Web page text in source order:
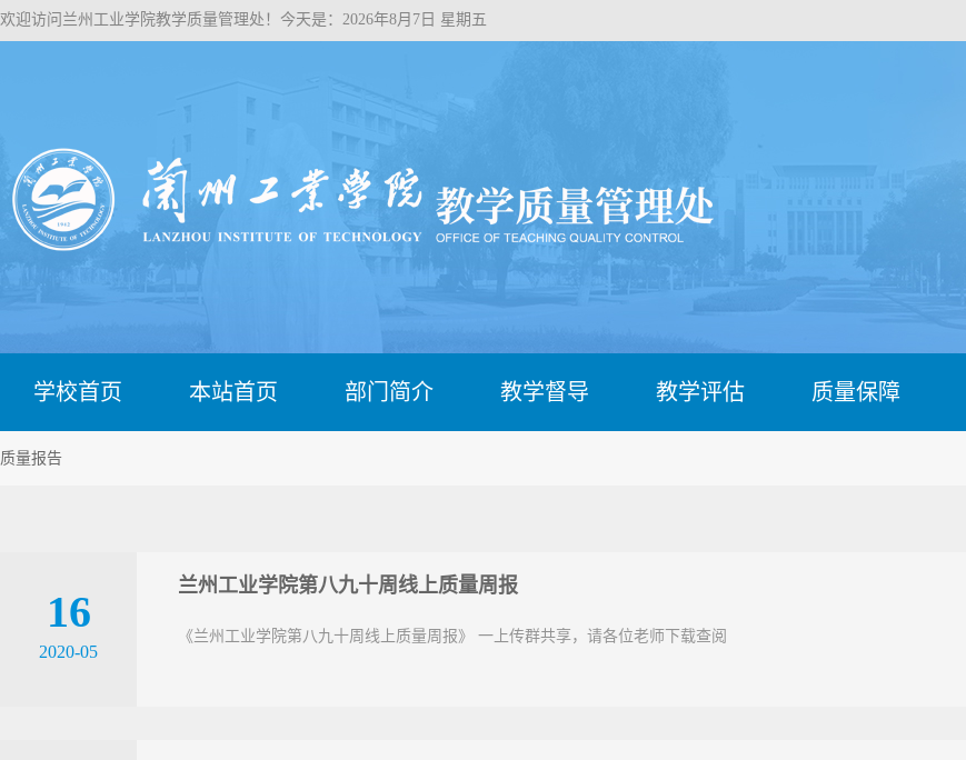
欢迎访问兰州工业学院教学质量管理处！ 今天是：2026年8月7日 星期五
学校首页 本站首页 部门简介 教学督导 教学评估 质量保障
质量报告
16
2020-05
兰州工业学院第八九十周线上质量周报
《兰州工业学院第八九十周线上质量周报》 一上传群共享，请各位老师下载查阅